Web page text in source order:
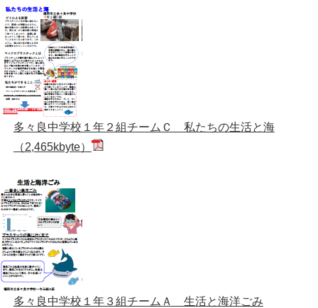
多々良中学校１年２組チームＣ 私たちの生活と海
（2,465kbyte）
多々良中学校１年３組チームＡ 生活と海洋ごみ